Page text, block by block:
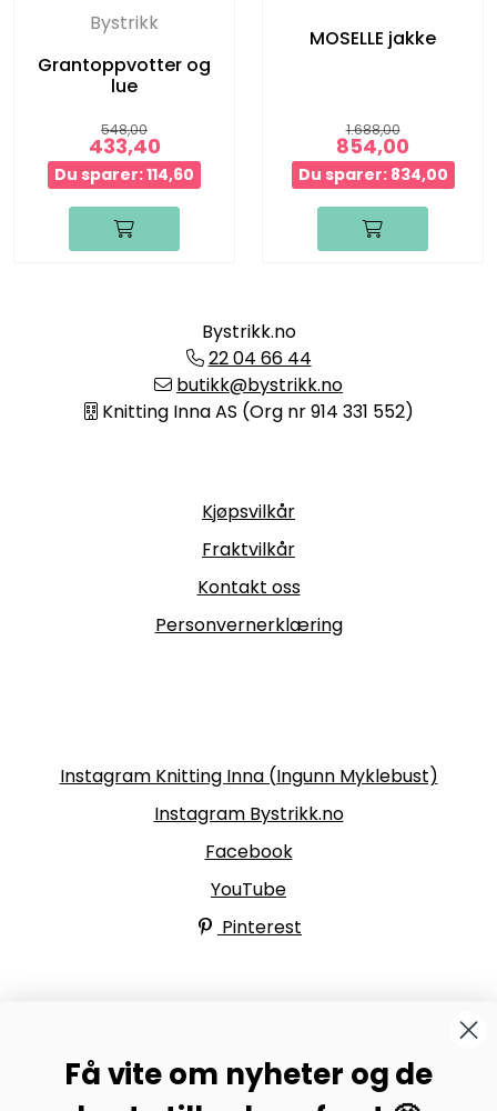
Bystrikk
Grantoppvotter og
lue
548,00
433,40
Du sparer: 114,60
MOSELLE jakke
1.688,00
854,00
Du sparer: 834,00
Bystrikk.no
22 04 66 44
butikk@bystrikk.no
Knitting Inna AS (Org nr 914 331 552)
Kjøpsvilkår
Fraktvilkår
Kontakt oss
Personvernerklæring
Instagram Knitting Inna (Ingunn Myklebust)
Instagram Bystrikk.no
Facebook
YouTube
Pinterest
Bli medlem av Bystrikk-forumet vårt på Facebook og
møt både designere og teststrikkere, samt 31.000
Få vite om nyheter og de